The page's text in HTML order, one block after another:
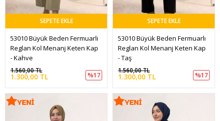
SEPETE EKLE
53010 Büyük Beden Fermuarlı
Reglan Kol Menanj Keten Kap
- Kahve
1.300,00 TL
1.560,00 TL
%17
SEPETE EKLE
53010 Büyük Beden Fermuarlı
Reglan Kol Menanj Keten Kap
- Taş
1.300,00 TL
1.560,00 TL
%17